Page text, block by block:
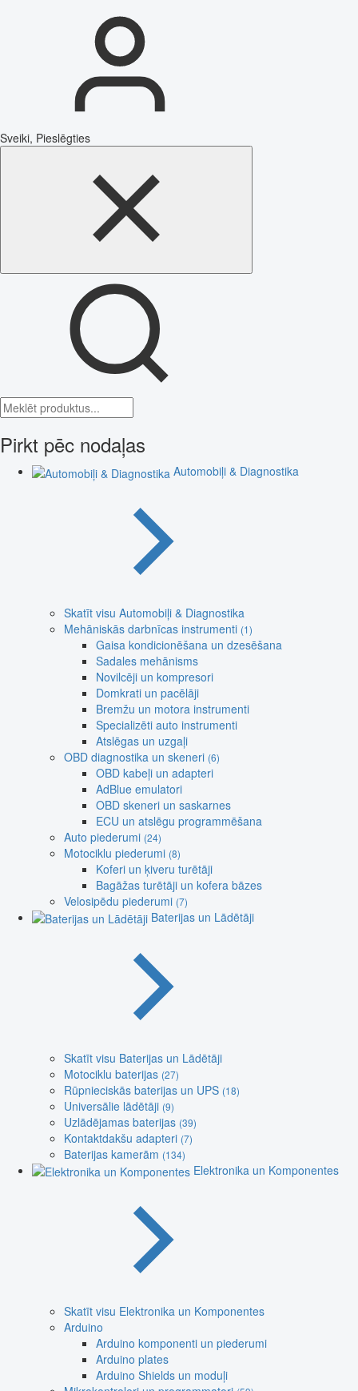
Sveiki, Pieslēgties
Pirkt pēc nodaļas
Automobiļi & Diagnostika
Skatīt visu Automobiļi & Diagnostika
Mehāniskās darbnīcas instrumenti (1)
Gaisa kondicionēšana un dzesēšana
Sadales mehānisms
Novilcēji un kompresori
Domkrati un pacēlāji
Bremžu un motora instrumenti
Specializēti auto instrumenti
Atslēgas un uzgaļi
OBD diagnostika un skeneri (6)
OBD kabeļi un adapteri
AdBlue emulatori
OBD skeneri un saskarnes
ECU un atslēgu programmēšana
Auto piederumi (24)
Motociklu piederumi (8)
Koferi un ķiveru turētāji
Bagāžas turētāji un kofera bāzes
Velosipēdu piederumi (7)
Baterijas un Lādētāji
Skatīt visu Baterijas un Lādētāji
Motociklu baterijas (27)
Rūpnieciskās baterijas un UPS (18)
Universālie lādētāji (9)
Uzlādējamas baterijas (39)
Kontaktdakšu adapteri (7)
Baterijas kamerām (134)
Elektronika un Komponentes
Skatīt visu Elektronika un Komponentes
Arduino
Arduino komponenti un piederumi
Arduino plates
Arduino Shields un moduļi